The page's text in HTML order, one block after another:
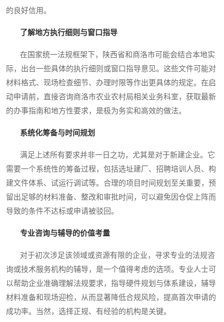
的良好信用。
了解地方执行细则与窗口指导
在国家统一法规框架下，陕西省和商洛市可能会结合本地实
际，出台一些具体的执行细则或窗口指导意见。这些文件可能对
材料格式、现场检查细节、办理时限等作出更具体的规定。在启
动申请前，直接咨询商洛市农业农村局相关业务科室，获取最新
的办事指南和地方性要求，是极为务实和高效的做法。
系统化筹备与时间规划
满足上述所有要求并非一日之功，尤其是对于新建企业。它
需要一个系统性的筹备过程，包括选址建厂、招聘培训人员、构
建文件体系、试运行调试等。合理的项目时间规划至关重要，预
留出足够的材料准备、整改和审批时间，可以避免因仓促上阵而
导致的条件不达标或申请被驳回。
专业咨询与辅导的价值考量
对于初次涉足该领域或资源有限的企业，寻求专业的法规咨
询或技术服务机构的辅导，是一个值得考虑的选项。专业人士可
以帮助企业准确理解法规要求，指导硬件规划与体系建设，辅导
材料准备和现场迎检，从而显著降低合规风险，提高首次申请的
成功率。当然，选择正规、有经验的机构是关键。